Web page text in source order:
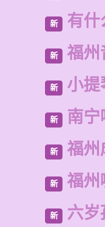
新 有什
新 福州
新 小提
新 南宁
新 福州
新 福州
新 六岁